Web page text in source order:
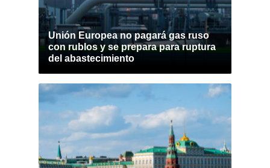
Unión Europea no pagará gas ruso
con rublos y se prepara para ruptura
del abastecimiento